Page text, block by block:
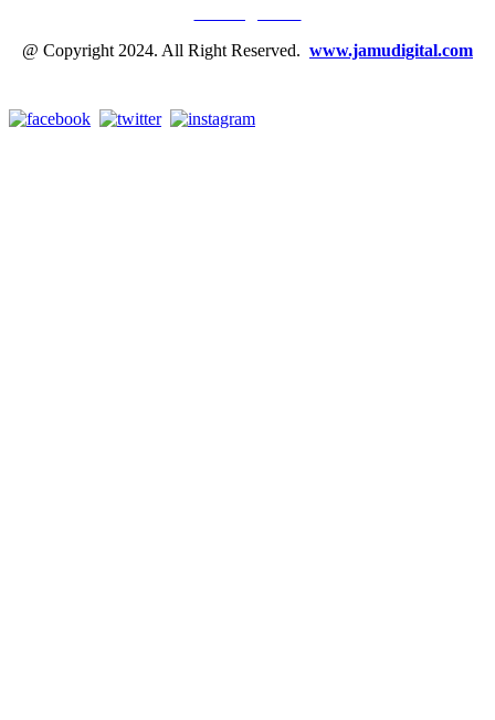
@ Copyright 2024. All Right Reserved. www.jamudigital.com